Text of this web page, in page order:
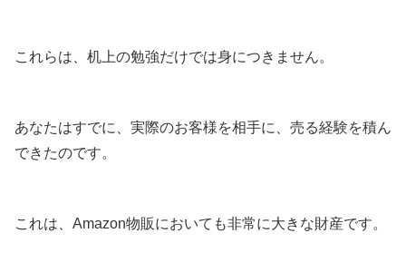
これらは、机上の勉強だけでは身につきません。
あなたはすでに、実際のお客様を相手に、売る経験を積ん
できたのです。
これは、Amazon物販においても非常に大きな財産です。